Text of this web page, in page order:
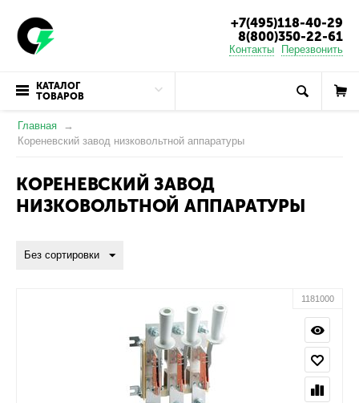
+7(495)118-40-29
8(800)350-22-61
Контакты Перезвонить
КАТАЛОГ
ТОВАРОВ
Главная
Кореневский завод низковольтной аппаратуры
КОРЕНЕВСКИЙ ЗАВОД
НИЗКОВОЛЬТНОЙ АППАРАТУРЫ
Без сортировки
1181000